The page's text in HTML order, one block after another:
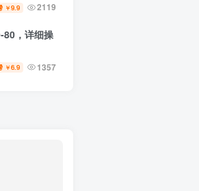
￥9.9 2119
80，详细操
￥6.9 1357